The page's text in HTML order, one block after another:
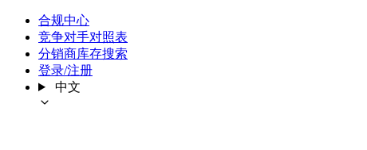
合规中心
竞争对手对照表
分销商库存搜索
登录/注册
中文